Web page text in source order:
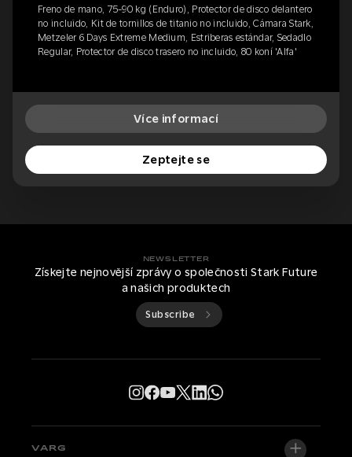
Freno de mano, 75-90 kg (Enduro), Protector de disco delantero
no incluido, Kit de tornillos de titanio no incluido, Cámara Stark,
Metzeler 6 Days Extreme Medium, Estriberas estándar, Sedadlo
Regular, Protector de disco trasero no incluido, 80 koní 'Alfa'
Více informací
Zeptejte se
NEWSLETTER
Získejte nejnovější zprávy o společnosti Stark Future
a našich produktech
Subscribe
VARG